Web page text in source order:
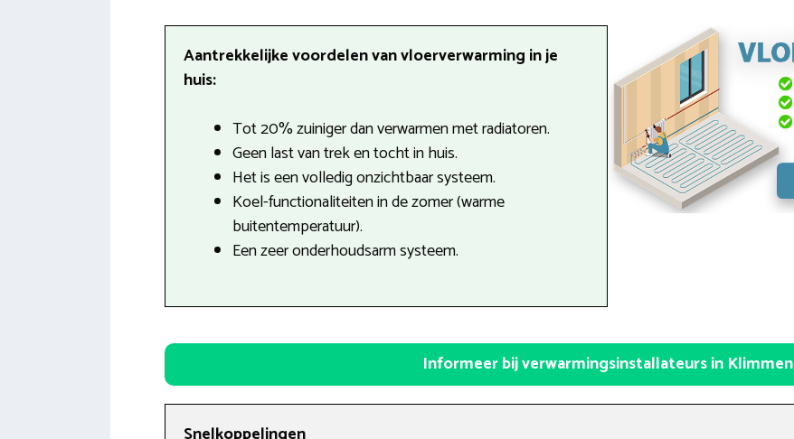
Aantrekkelijke voordelen van vloerverwarming in je
huis:
Tot 20% zuiniger dan verwarmen met radiatoren.
Geen last van trek en tocht in huis.
Het is een volledig onzichtbaar systeem.
Koel-functionaliteiten in de zomer (warme
buitentemperatuur).
Een zeer onderhoudsarm systeem.
Informeer bij verwarmingsinstallateurs in Klimmen